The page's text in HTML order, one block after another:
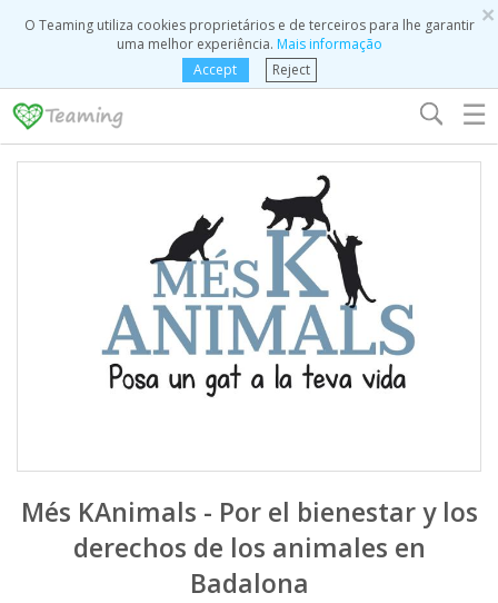
×
O Teaming utiliza cookies proprietários e de terceiros para lhe garantir
uma melhor experiência. Mais informação
Accept
Reject
☰
Més KAnimals - Por el bienestar y los
derechos de los animales en
Badalona